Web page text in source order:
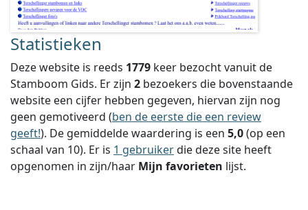
Statistieken
Deze website is reeds 1779 keer bezocht vanuit de
Stamboom Gids. Er zijn 2 bezoekers die bovenstaande
website een cijfer hebben gegeven, hiervan zijn nog
geen gemotiveerd (ben de eerste die een review
geeft!). De gemiddelde waardering is een 5,0(op een
schaal van 10). Er is 1 gebruikerdie deze site heeft
opgenomen in zijn/haar Mijn favorieten lijst.